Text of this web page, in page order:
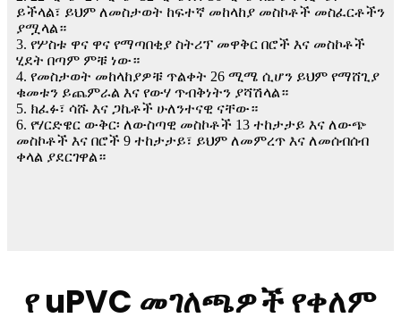
ይችላል፣ ይህም ለመስታወት ከፍተኛ መከላከያ መስኮቶች መስፈርቶችን
ያሟላል።
3. የሦስቱ ዋና ዋና የማጣበቂያ ስትሪፕ መዋቅር በሮች እና መስኮቶች
ሂደት በጣም ምቹ ነው።
4. የመስታወት መከላከያዎቹ ጥልቀት 26 ሚሜ ሲሆን ይህም የማሸጊያ
ቁመቱን ይጨምራል እና የውሃ ጥብቅነትን ያሻሽላል።
5. ክፈፉ፣ ሳሹ እና ጋኬቶች ሁለንተናዊ ናቸው።
6. የሃርድዌር ውቅር፡ ለውስጣዊ መስኮቶች 13 ተከታታይ እና ለውጭ
መስኮቶች እና በሮች 9 ተከታታይ፣ ይህም ለመምረጥ እና ለመሰብሰብ
ቀላል ያደርገዋል።
የ uPVC መገለጫዎች የቀለም